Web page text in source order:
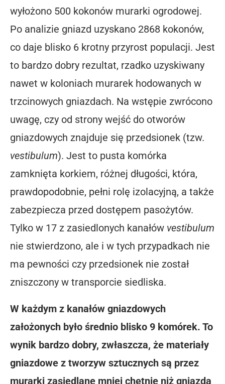
wyłożono 500 kokonów murarki ogrodowej.
Po analizie gniazd uzyskano 2868 kokonów,
co daje blisko 6 krotny przyrost populacji. Jest
to bardzo dobry rezultat, rzadko uzyskiwany
nawet w koloniach murarek hodowanych w
trzcinowych gniazdach. Na wstępie zwrócono
uwagę, czy od strony wejść do otworów
gniazdowych znajduje się przedsionek (tzw.
vestibulum). Jest to pusta komórka
zamknięta korkiem, różnej długości, która,
prawdopodobnie, pełni rolę izolacyjną, a także
zabezpiecza przed dostępem pasożytów.
Tylko w 17 z zasiedlonych kanałów vestibulum
nie stwierdzono, ale i w tych przypadkach nie
ma pewności czy przedsionek nie został
zniszczony w transporcie siedliska.
W każdym z kanałów gniazdowych
założonych było średnio blisko 9 komórek. To
wynik bardzo dobry, zwłaszcza, że materiały
gniazdowe z tworzyw sztucznych są przez
murarki zasiedlane mniej chętnie niż gniazda